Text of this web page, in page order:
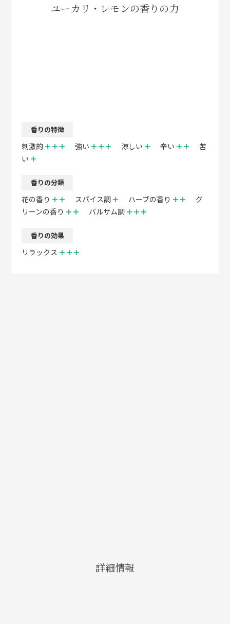
ユーカリ・レモンの香りの力
香りの特徴
刺激的 ＋＋＋ 強い ＋＋＋ 涼しい ＋ 辛い ＋＋
苦
い ＋
香りの分類
花の香り ＋＋ スパイス調 ＋ ハーブの香り ＋＋
グ
リーンの香り ＋＋ バルサム調 ＋＋＋
香りの効果
リラックス ＋＋＋
詳細情報